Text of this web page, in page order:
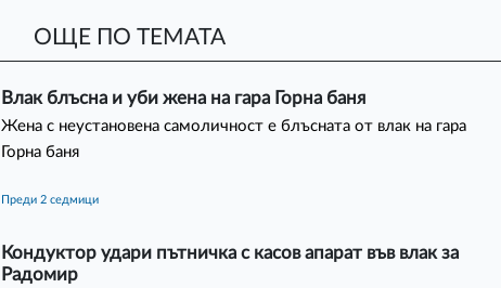
ОЩЕ ПО ТЕМАТА
Влак блъсна и уби жена на гара Горна баня
Жена с неустановена самоличност е блъсната от влак на гара
Горна баня
преди 2 седмици
Кондуктор удари пътничка с касов апарат във влак за
Радомир